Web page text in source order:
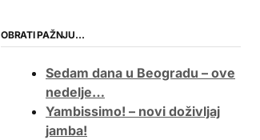
OBRATI PAŽNJU…
Sedam dana u Beogradu – ove
nedelje…
Yambissimo! – novi doživljaj
jamba!